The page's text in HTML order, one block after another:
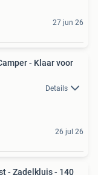
27 jun 26
- Klaar voor
Details
26 jul 26
- Zadelkluis - 140